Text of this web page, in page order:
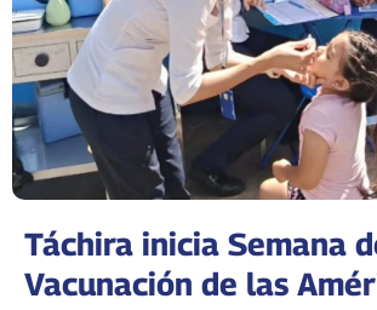
Táchira inicia Semana
Vacunación de las